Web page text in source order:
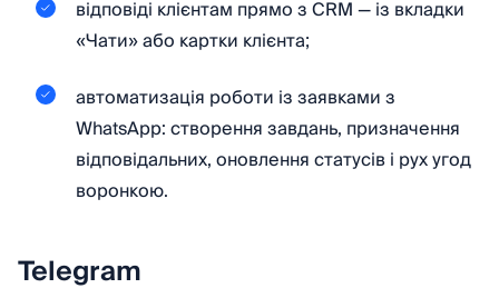
відповіді клієнтам прямо з CRM — із вкладки
«Чати» або картки клієнта;
автоматизація роботи із заявками з
WhatsApp: створення завдань, призначення
відповідальних, оновлення статусів і рух угод
воронкою.
Telegram